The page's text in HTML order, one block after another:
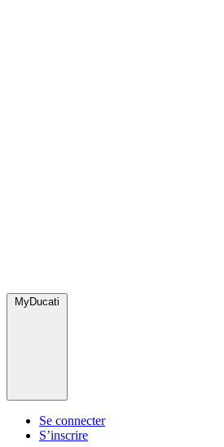
MyDucati
Se connecter
S’inscrire